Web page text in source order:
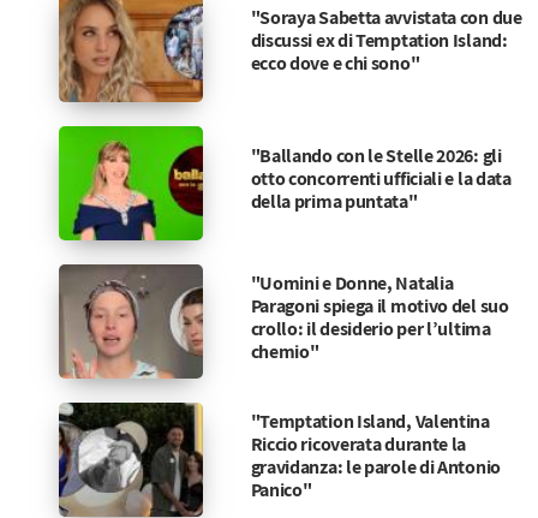
"Soraya Sabetta avvistata con due
discussi ex di Temptation Island:
ecco dove e chi sono"
"Ballando con le Stelle 2026: gli
otto concorrenti ufficiali e la data
della prima puntata"
"Uomini e Donne, Natalia
Paragoni spiega il motivo del suo
crollo: il desiderio per l’ultima
chemio"
"Temptation Island, Valentina
Riccio ricoverata durante la
gravidanza: le parole di Antonio
Panico"